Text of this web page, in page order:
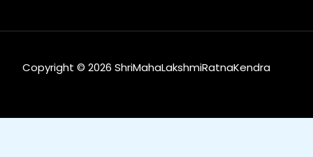
Copyright © 2026 ShriMahaLakshmiRatnaKendra